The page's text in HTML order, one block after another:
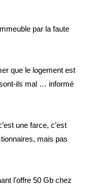
par la faute
que le logement est
ils mal … informé
une farce, c’est
mais pas
l’offre 50 Gb chez